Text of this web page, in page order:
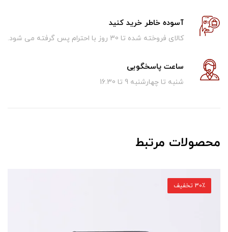
آسوده خاطر خرید کنید
کالای فروخته شده تا 30 روز با احترام پس گرفته می شود.
ساعت پاسخگویی
شنبه تا چهارشنبه 9 تا 16.30
محصولات مرتبط
30٪ تخفیف